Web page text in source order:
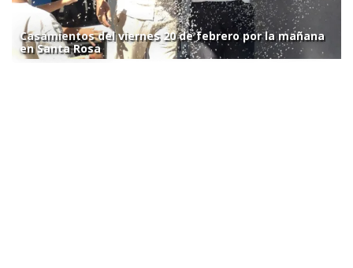
Casamientos del viernes 20 de febrero por la mañana
en Santa Rosa